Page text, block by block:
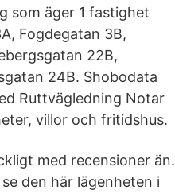
som äger 1 fastighet
Fogdegatan 3B,
22B,
24B. Shobodata
Ruttvägledning Notar
villor och fritidshus.
med recensioner än.
den här lägenheten i